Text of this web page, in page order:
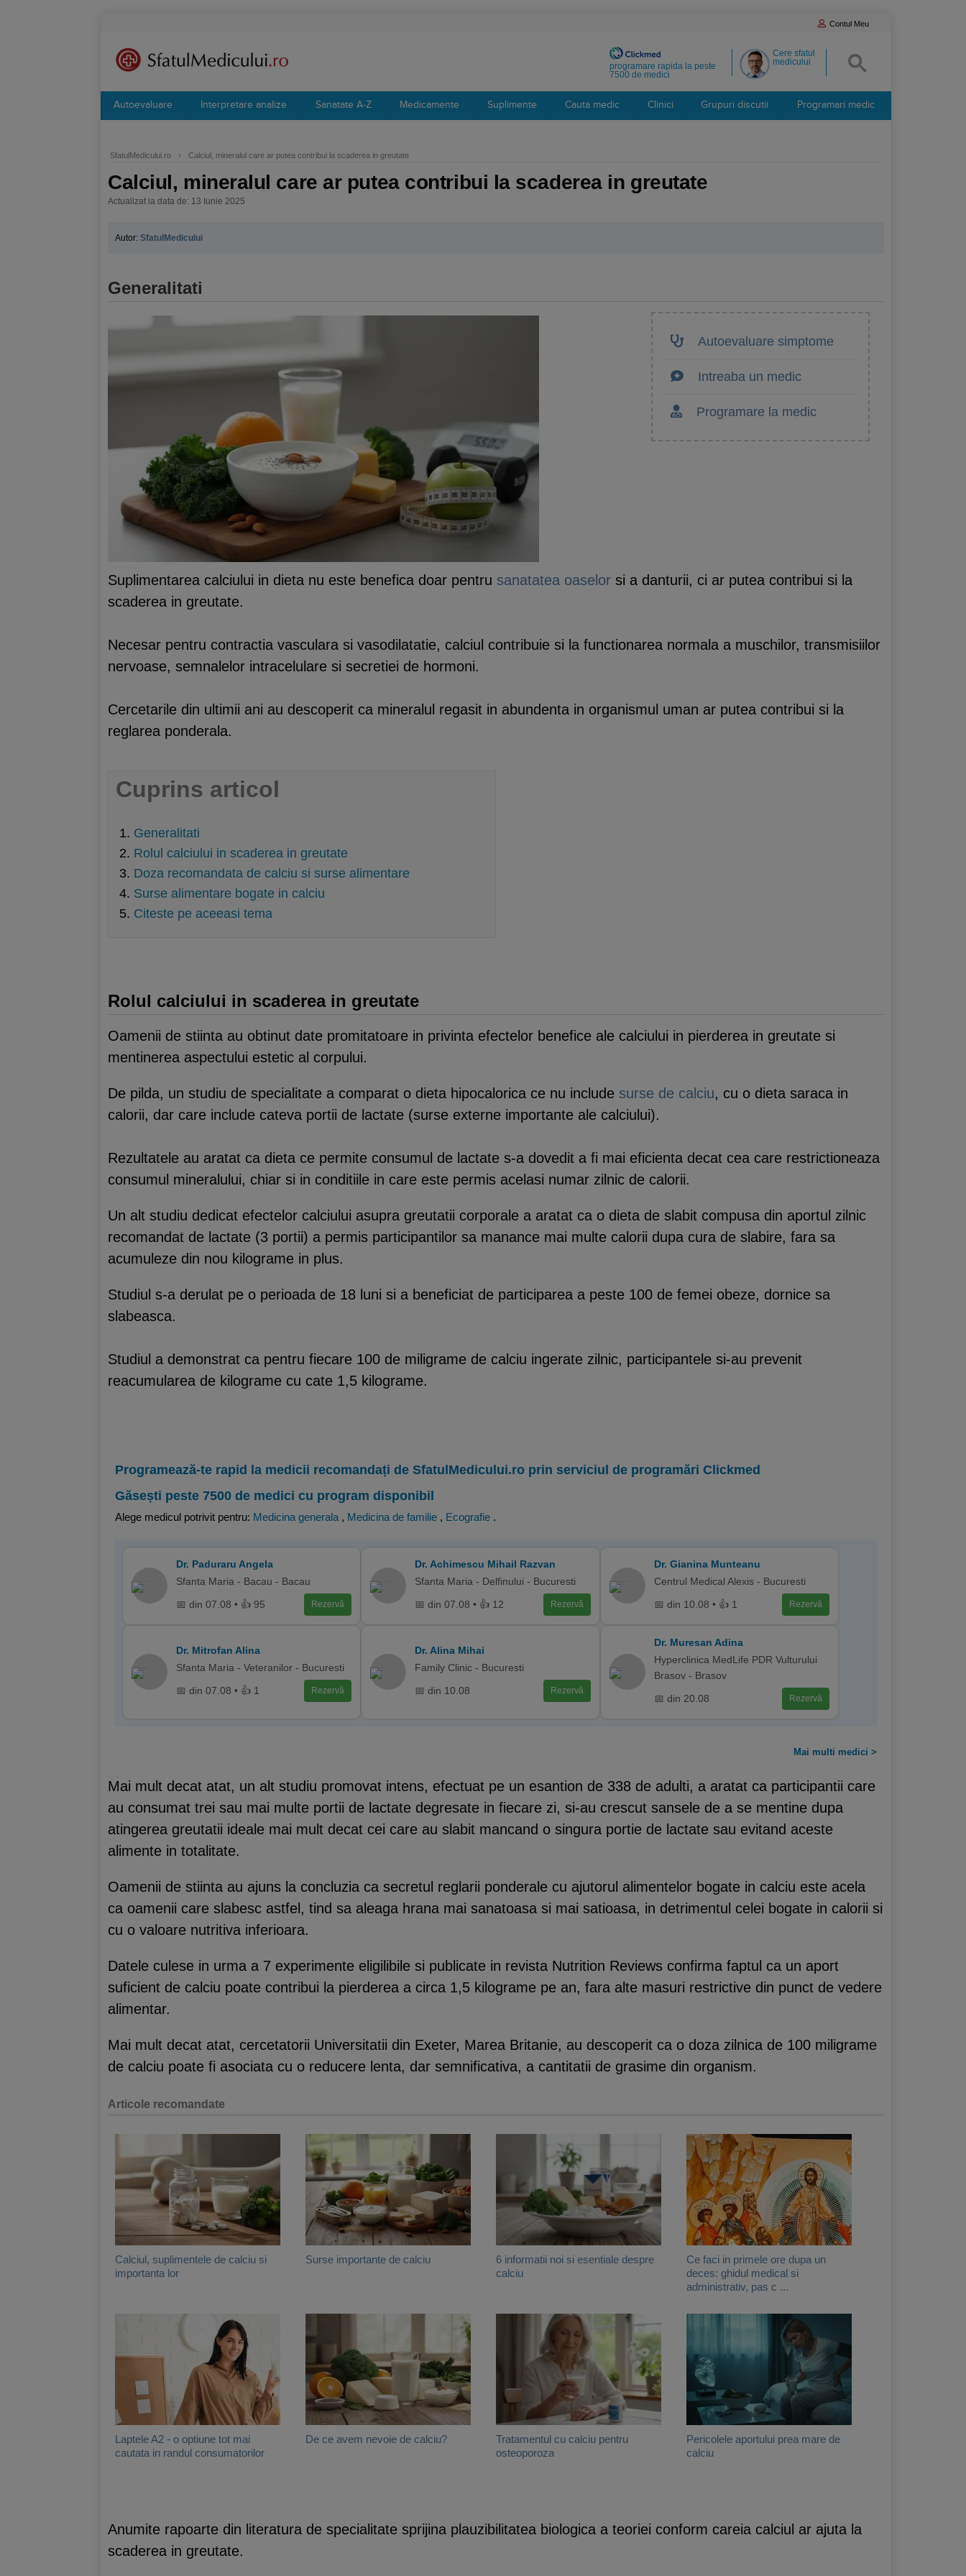
Contul Meu
Cere sfatul
medicului
programare rapida la peste
7500 de medici
Autoevaluare Interpretare analize Sanatate A-Z Medicamente Suplimente Cauta medic Clinici Grupuri discutii Programari medic
SfatulMedicului.ro › Calciul, mineralul care ar putea contribui la scaderea in greutate
Calciul, mineralul care ar putea contribui la scaderea in greutate
Actualizat la data de: 13 Iunie 2025
Autor: SfatulMedicului
Generalitati
Autoevaluare simptome
Intreaba un medic
Programare la medic
Suplimentarea calciului in dieta nu este benefica doar pentru sanatatea oaselor si a danturii, ci ar putea contribui si la
scaderea in greutate.
Necesar pentru contractia vasculara si vasodilatatie, calciul contribuie si la functionarea normala a muschilor, transmisiilor
nervoase, semnalelor intracelulare si secretiei de hormoni.
Cercetarile din ultimii ani au descoperit ca mineralul regasit in abundenta in organismul uman ar putea contribui si la
reglarea ponderala.
Cuprins articol
Generalitati
Rolul calciului in scaderea in greutate
Doza recomandata de calciu si surse alimentare
Surse alimentare bogate in calciu
Citeste pe aceeasi tema
Rolul calciului in scaderea in greutate
Oamenii de stiinta au obtinut date promitatoare in privinta efectelor benefice ale calciului in pierderea in greutate si
mentinerea aspectului estetic al corpului.
De pilda, un studiu de specialitate a comparat o dieta hipocalorica ce nu include surse de calciu, cu o dieta saraca in
calorii, dar care include cateva portii de lactate (surse externe importante ale calciului).
Rezultatele au aratat ca dieta ce permite consumul de lactate s-a dovedit a fi mai eficienta decat cea care restrictioneaza
consumul mineralului, chiar si in conditiile in care este permis acelasi numar zilnic de calorii.
Un alt studiu dedicat efectelor calciului asupra greutatii corporale a aratat ca o dieta de slabit compusa din aportul zilnic
recomandat de lactate (3 portii) a permis participantilor sa manance mai multe calorii dupa cura de slabire, fara sa
acumuleze din nou kilograme in plus.
Studiul s-a derulat pe o perioada de 18 luni si a beneficiat de participarea a peste 100 de femei obeze, dornice sa
slabeasca.
Studiul a demonstrat ca pentru fiecare 100 de miligrame de calciu ingerate zilnic, participantele si-au prevenit
reacumularea de kilograme cu cate 1,5 kilograme.
Programează-te rapid la medicii recomandați de SfatulMedicului.ro prin serviciul de programări Clickmed
Găsești peste 7500 de medici cu program disponibil
Alege medicul potrivit pentru: Medicina generala , Medicina de familie , Ecografie .
Dr. Paduraru Angela
Sfanta Maria - Bacau - Bacau
📅 din 07.08 • 👍 95 Rezervă
Dr. Achimescu Mihail Razvan
Sfanta Maria - Delfinului - Bucuresti
📅 din 07.08 • 👍 12 Rezervă
Dr. Gianina Munteanu
Centrul Medical Alexis - Bucuresti
📅 din 10.08 • 👍 1 Rezervă
Dr. Mitrofan Alina
Sfanta Maria - Veteranilor - Bucuresti
📅 din 07.08 • 👍 1 Rezervă
Dr. Alina Mihai
Family Clinic - Bucuresti
📅 din 10.08 Rezervă
Dr. Muresan Adina
Hyperclinica MedLife PDR Vulturului
Brasov - Brasov
📅 din 20.08 Rezervă
Mai multi medici >
Mai mult decat atat, un alt studiu promovat intens, efectuat pe un esantion de 338 de adulti, a aratat ca participantii care
au consumat trei sau mai multe portii de lactate degresate in fiecare zi, si-au crescut sansele de a se mentine dupa
atingerea greutatii ideale mai mult decat cei care au slabit mancand o singura portie de lactate sau evitand aceste
alimente in totalitate.
Oamenii de stiinta au ajuns la concluzia ca secretul reglarii ponderale cu ajutorul alimentelor bogate in calciu este acela
ca oamenii care slabesc astfel, tind sa aleaga hrana mai sanatoasa si mai satioasa, in detrimentul celei bogate in calorii si
cu o valoare nutritiva inferioara.
Datele culese in urma a 7 experimente eligilibile si publicate in revista Nutrition Reviews confirma faptul ca un aport
suficient de calciu poate contribui la pierderea a circa 1,5 kilograme pe an, fara alte masuri restrictive din punct de vedere
alimentar.
Mai mult decat atat, cercetatorii Universitatii din Exeter, Marea Britanie, au descoperit ca o doza zilnica de 100 miligrame
de calciu poate fi asociata cu o reducere lenta, dar semnificativa, a cantitatii de grasime din organism.
Articole recomandate
Calciul, suplimentele de calciu si
importanta lor
Surse importante de calciu
6 informatii noi si esentiale despre
calciu
Ce faci in primele ore dupa un
deces: ghidul medical si
administrativ, pas c ...
Laptele A2 - o optiune tot mai
cautata in randul consumatorilor
De ce avem nevoie de calciu?
Tratamentul cu calciu pentru
osteoporoza
Pericolele aportului prea mare de
calciu
Anumite rapoarte din literatura de specialitate sprijina plauzibilitatea biologica a teoriei conform careia calciul ar ajuta la
scaderea in greutate.